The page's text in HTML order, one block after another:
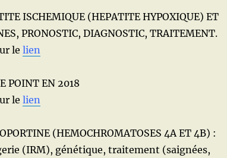
ISCHEMIQUE (HEPATITE HYPOXIQUE) ET
PRONOSTIC, DIAGNOSTIC, TRAITEMENT.
le lien
POINT EN 2018
le lien
(HEMOCHROMATOSES 4A ET 4B) :
(IRM), génétique, traitement (saignées,